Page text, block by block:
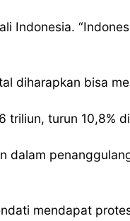
Indonesia.
diharapkan bisa
turun 10,8%
mendapat